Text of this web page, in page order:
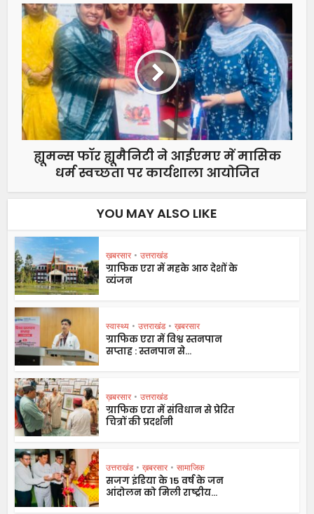
ह्यूमन्स फॉर ह्यूमैनिटी ने आईएमए में मासिक
धर्म स्वच्छता पर कार्यशाला आयोजित
YOU MAY ALSO LIKE
ख़बरसार • उत्तराखंड
ग्राफिक एरा में महके आठ देशों के
व्यंजन
स्वास्थ्य • उत्तराखंड • ख़बरसार
ग्राफिक एरा में विश्व स्तनपान
सप्ताह : स्तनपान से...
ख़बरसार • उत्तराखंड
ग्राफिक एरा में संविधान से प्रेरित
चित्रों की प्रदर्शनी
उत्तराखंड • ख़बरसार • सामाजिक
सजग इंडिया के 15 वर्ष के जन
आंदोलन को मिली राष्ट्रीय...